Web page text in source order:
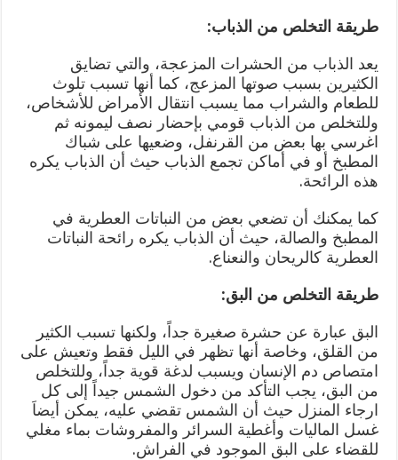
طريقة التخلص من الذباب:
يعد الذباب من الحشرات المزعجة، والتي تضايق
الكثيرين بسبب صوتها المزعج، كما أنها تسبب تلوث
للطعام والشراب مما يسبب انتقال الأمراض للأشخاص،
وللتخلص من الذباب قومي بإحضار نصف ليمونه ثم
اغرسي بها بعض من القرنفل، وضعيها على شباك
المطبخ أو في أماكن تجمع الذباب حيث أن الذباب يكره
هذه الرائحة.
كما يمكنك أن تضعي بعض من النباتات العطرية في
المطبخ والصالة، حيث أن الذباب يكره رائحة النباتات
العطرية كالريحان والنعناع.
طريقة التخلص من البق:
البق عبارة عن حشرة صغيرة جداً، ولكنها تسبب الكثير
من القلق، وخاصة أنها تظهر في الليل فقط وتعيش على
امتصاص دم الإنسان ويسبب لدغة قوية جداً، وللتخلص
من البق، يجب التأكد من دخول الشمس جيداً إلى كل
ارجاء المنزل حيث أن الشمس تقضي عليه، يمكن أيضاَ
غسل الماليات وأغطية السرائر والمفروشات بماء مغلي
للقضاء على البق الموجود في الفراش.